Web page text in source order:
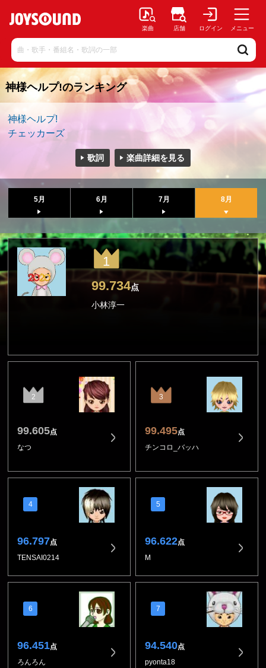
楽曲 店舗 ログイン メニュー
神様ヘルプ!のランキング
神様ヘルプ!
チェッカーズ
歌詞 楽曲詳細を見る
5月 6月 7月 8月
1
99.734点
小林淳一
2
99.605点
なつ
3
99.495点
チンコロ_バッハ
4
96.797点
TENSAI0214
5
96.622点
M
6
96.451点
ろんろん
7
94.540点
pyonta18